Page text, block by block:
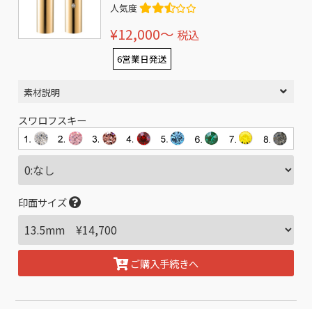
人気度
¥12,000〜 税込
6営業日発送
素材説明
スワロフスキー
印面サイズ
ご購入手続きへ